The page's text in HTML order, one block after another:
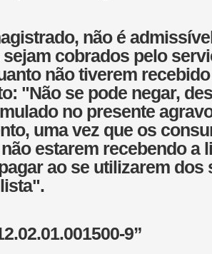
não é
cobrados pelo
não tiverem
"Não se pode negar,
no presente
uma vez que os
estarem recebendo a
ao se utilizarem dos
9”